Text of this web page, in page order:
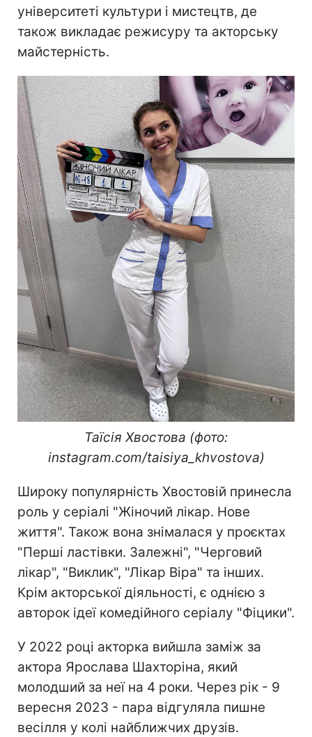
університеті культури і мистецтв, де
також викладає режисуру та акторську
майстерність.
Таїсія Хвостова (фото:
instagram.com/taisiya_khvostova)
Широку популярність Хвостовій принесла
роль у серіалі "Жіночий лікар. Нове
життя". Також вона знімалася у проєктах
"Перші ластівки. Залежні", "Черговий
лікар", "Виклик", "Лікар Віра" та інших.
Крім акторської діяльності, є однією з
авторок ідеї комедійного серіалу "Фіцики".
У 2022 році акторка вийшла заміж за
актора Ярослава Шахторіна, який
молодший за неї на 4 роки. Через рік - 9
вересня 2023 - пара відгуляла пишне
весілля у колі найближчих друзів.